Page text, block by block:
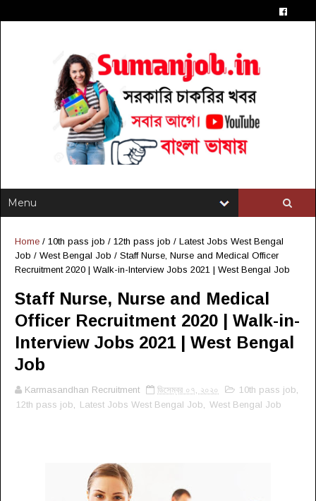
Home / 10th pass job / 12th pass job / Latest Jobs West Bengal
Job / West Bengal Job / Staff Nurse, Nurse and Medical Officer
Recruitment 2020 | Walk-in-Interview Jobs 2021 | West Bengal Job
Staff Nurse, Nurse and Medical
Officer Recruitment 2020 | Walk-in-
Interview Jobs 2021 | West Bengal
Job
Karmasandhan Recruitment ডিসেম্বর ০৭, ২০২০ 10th pass job
12th pass job
Latest Jobs West Bengal Job West Bengal Job